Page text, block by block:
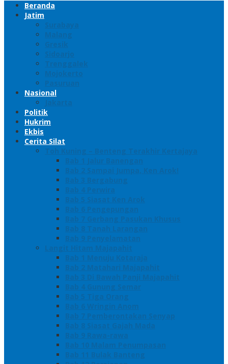
Beranda
Jatim
Surabaya
Malang
Gresik
Sidoarjo
Trenggalek
Mojokerto
Pasuruan
Nasional
Jakarta
Politik
Hukrim
Ekbis
Cerita Silat
Toh Kuning – Benteng Terakhir Kertajaya
Bab 1 Jalur Banengan
Bab 2 Sampai Jumpa, Ken Arok!
Bab 3 Bergabung
Bab 4 Perwira
Bab 5 Siasat Ken Arok
Bab 6 Pengepungan
Bab 7 Gerbang Pasukan Khusus
Bab 8 Tanah Larangan
Bab 9 Penyelamatan
Langit Hitam Majapahit
Bab 1 Menuju Kotaraja
Bab 2 Matahari Majapahit
Bab 3 Di Bawah Panji Majapahit
Bab 4 Gunung Semar
Bab 5 Tiga Orang
Bab 6 Wringin Anom
Bab 7 Pemberontakan Senyap
Bab 8 Siasat Gajah Mada
Bab 9 Rawa-rawa
Bab 10 Malam Penumpasan
Bab 11 Bulak Banteng